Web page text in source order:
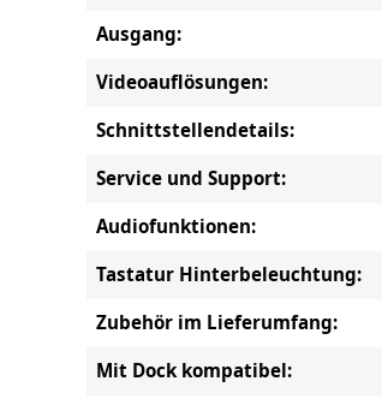
Ausgang:
Videoauflösungen:
Schnittstellendetails:
Service und Support:
Audiofunktionen:
Tastatur Hinterbeleuchtung:
Zubehör im Lieferumfang:
Mit Dock kompatibel: